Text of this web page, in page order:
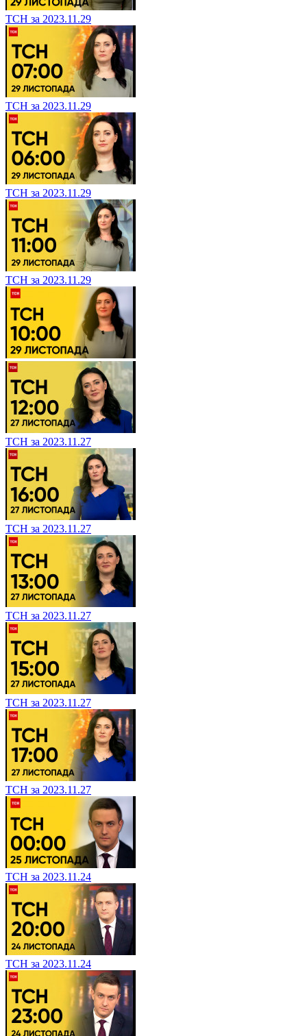
ТСН за 2023.11.29
ТСН за 2023.11.29
ТСН за 2023.11.29
ТСН за 2023.11.29
ТСН за 2023.11.27
ТСН за 2023.11.27
ТСН за 2023.11.27
ТСН за 2023.11.27
ТСН за 2023.11.27
ТСН за 2023.11.24
ТСН за 2023.11.24